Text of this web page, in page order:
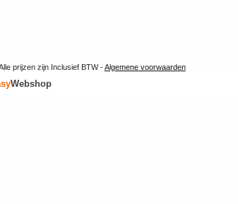
prijzen zijn Inclusief BTW -Algemene voorwaarden
Webshop